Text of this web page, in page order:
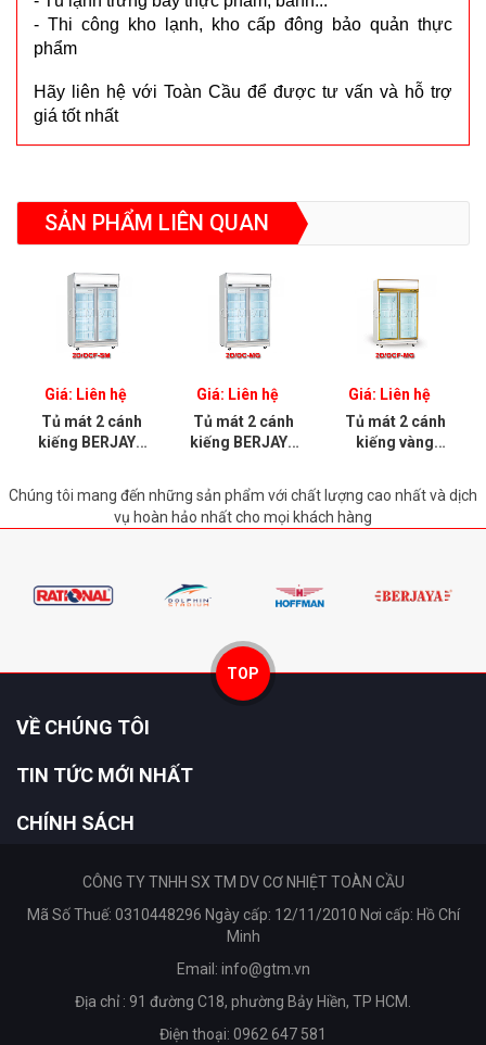
- Thi công kho lạnh, kho cấp đông bảo quản thực
phẩm
Hãy liên hệ với Toàn Cầu để được tư vấn và hỗ trợ
giá tốt nhất
SẢN PHẨM LIÊN QUAN
Giá: Liên hệ
Tủ mát 2 cánh
kiếng BERJAYA
Giá: Liên hệ
Tủ mát 2 cánh
kiếng BERJAYA
Giá: Liên hệ
Tủ mát 2 cánh
kiếng vàng
Chúng tôi mang đến những sản phẩm với chất lượng cao nhất và dịch
vụ hoàn hảo nhất cho mọi khách hàng
TOP
VỀ CHÚNG TÔI
TIN TỨC MỚI NHẤT
CHÍNH SÁCH
CÔNG TY TNHH SX TM DV CƠ NHIỆT TOÀN CẦU
Mã Số Thuế: 0310448296 Ngày cấp: 12/11/2010 Nơi cấp: Hồ Chí
Minh
Email: info@gtm.vn
Địa chỉ : 91 đường C18, phường Bảy Hiền, TP HCM.
Điện thoại: 0962 647 581